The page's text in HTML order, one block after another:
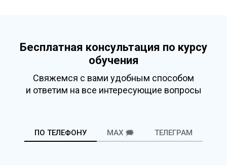
Бесплатная консультация по курсу
обучения
Свяжемся с вами удобным способом
и ответим на все интересующие вопросы
ПО ТЕЛЕФОНУ MAX 🗯️ ТЕЛЕГРАМ